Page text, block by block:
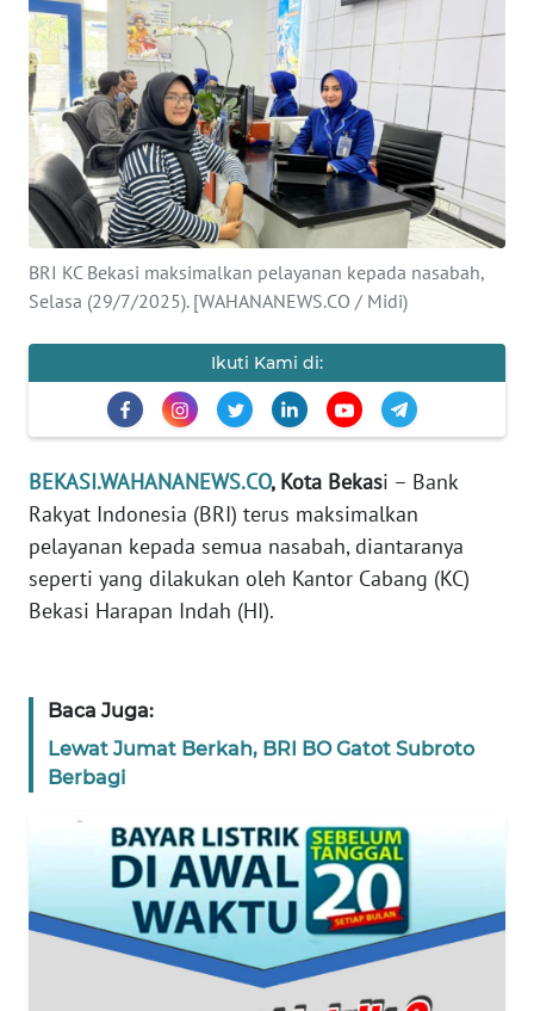
BRI KC Bekasi maksimalkan pelayanan kepada nasabah,
Selasa (29/7/2025). [WAHANANEWS.CO / Midi)
Ikuti Kami di:
BEKASI.WAHANANEWS.CO, Kota Bekasi – Bank
Rakyat Indonesia (BRI) terus maksimalkan
pelayanan kepada semua nasabah, diantaranya
seperti yang dilakukan oleh Kantor Cabang (KC)
Bekasi Harapan Indah (HI).
Baca Juga:
Lewat Jumat Berkah, BRI BO Gatot Subroto
Berbagi
OPINI
Informasi
INDEKS
BERITA
KONTAK
KAMI
PEDOMAN
MEDIA
SIBER
DISCLAIMER
WN
SUMUT